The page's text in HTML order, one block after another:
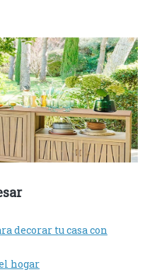
decorar tu casa con
hogar